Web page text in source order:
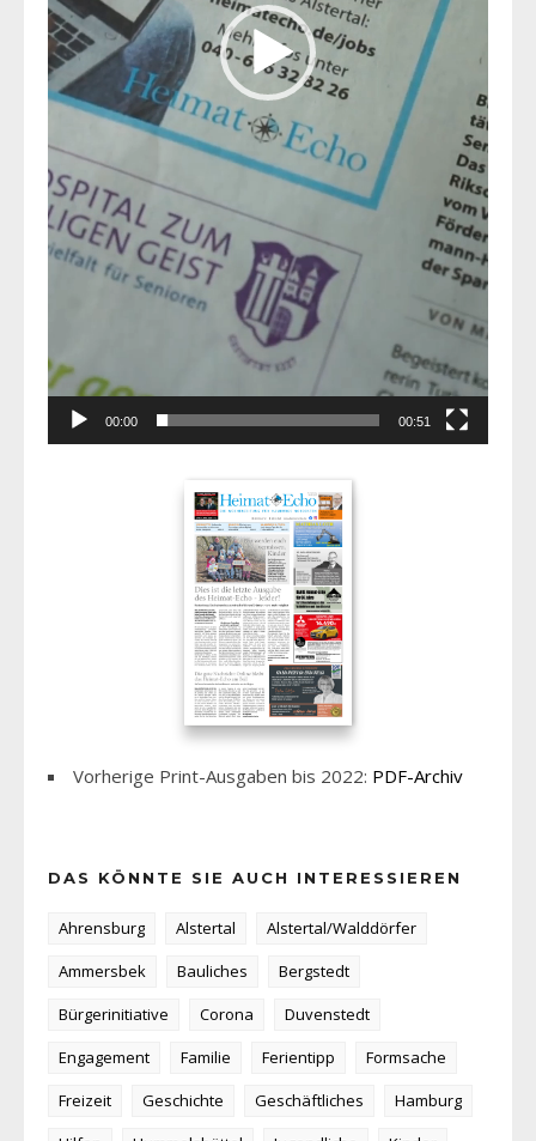
00:00 00:51
Vorherige Print-Ausgaben bis 2022: PDF-Archiv
DAS KÖNNTE SIE AUCH INTERESSIEREN
Ahrensburg Alstertal
Alstertal/Walddörfer
Ammersbek
Bauliches
Bergstedt
Bürgerinitiative
Corona
Duvenstedt
Engagement
Familie Ferientipp
Formsache
Freizeit
Geschichte Geschäftliches
Hamburg